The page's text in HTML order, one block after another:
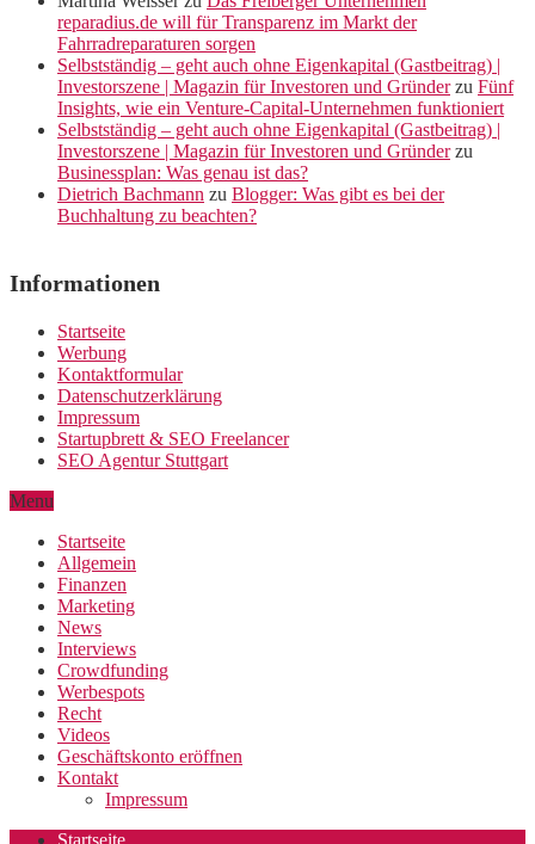
reparadius.de will für Transparenz im Markt der
Fahrradreparaturen sorgen
Selbstständig – geht auch ohne Eigenkapital (Gastbeitrag) |
Investorszene | Magazin für Investoren und Gründerzu Fünf
Insights, wie ein Venture-Capital-Unternehmen funktioniert
Selbstständig – geht auch ohne Eigenkapital (Gastbeitrag) |
Investorszene | Magazin für Investoren und Gründerzu
Businessplan: Was genau ist das?
Dietrich Bachmann zu Blogger: Was gibt es bei der
Buchhaltung zu beachten?
Informationen
Startseite
Werbung
Kontaktformular
Datenschutzerklärung
Impressum
Startupbrett & SEO Freelancer
SEO Agentur Stuttgart
Menu
Startseite
Allgemein
Finanzen
Marketing
News
Interviews
Crowdfunding
Werbespots
Recht
Videos
Geschäftskonto eröffnen
Kontakt
Impressum